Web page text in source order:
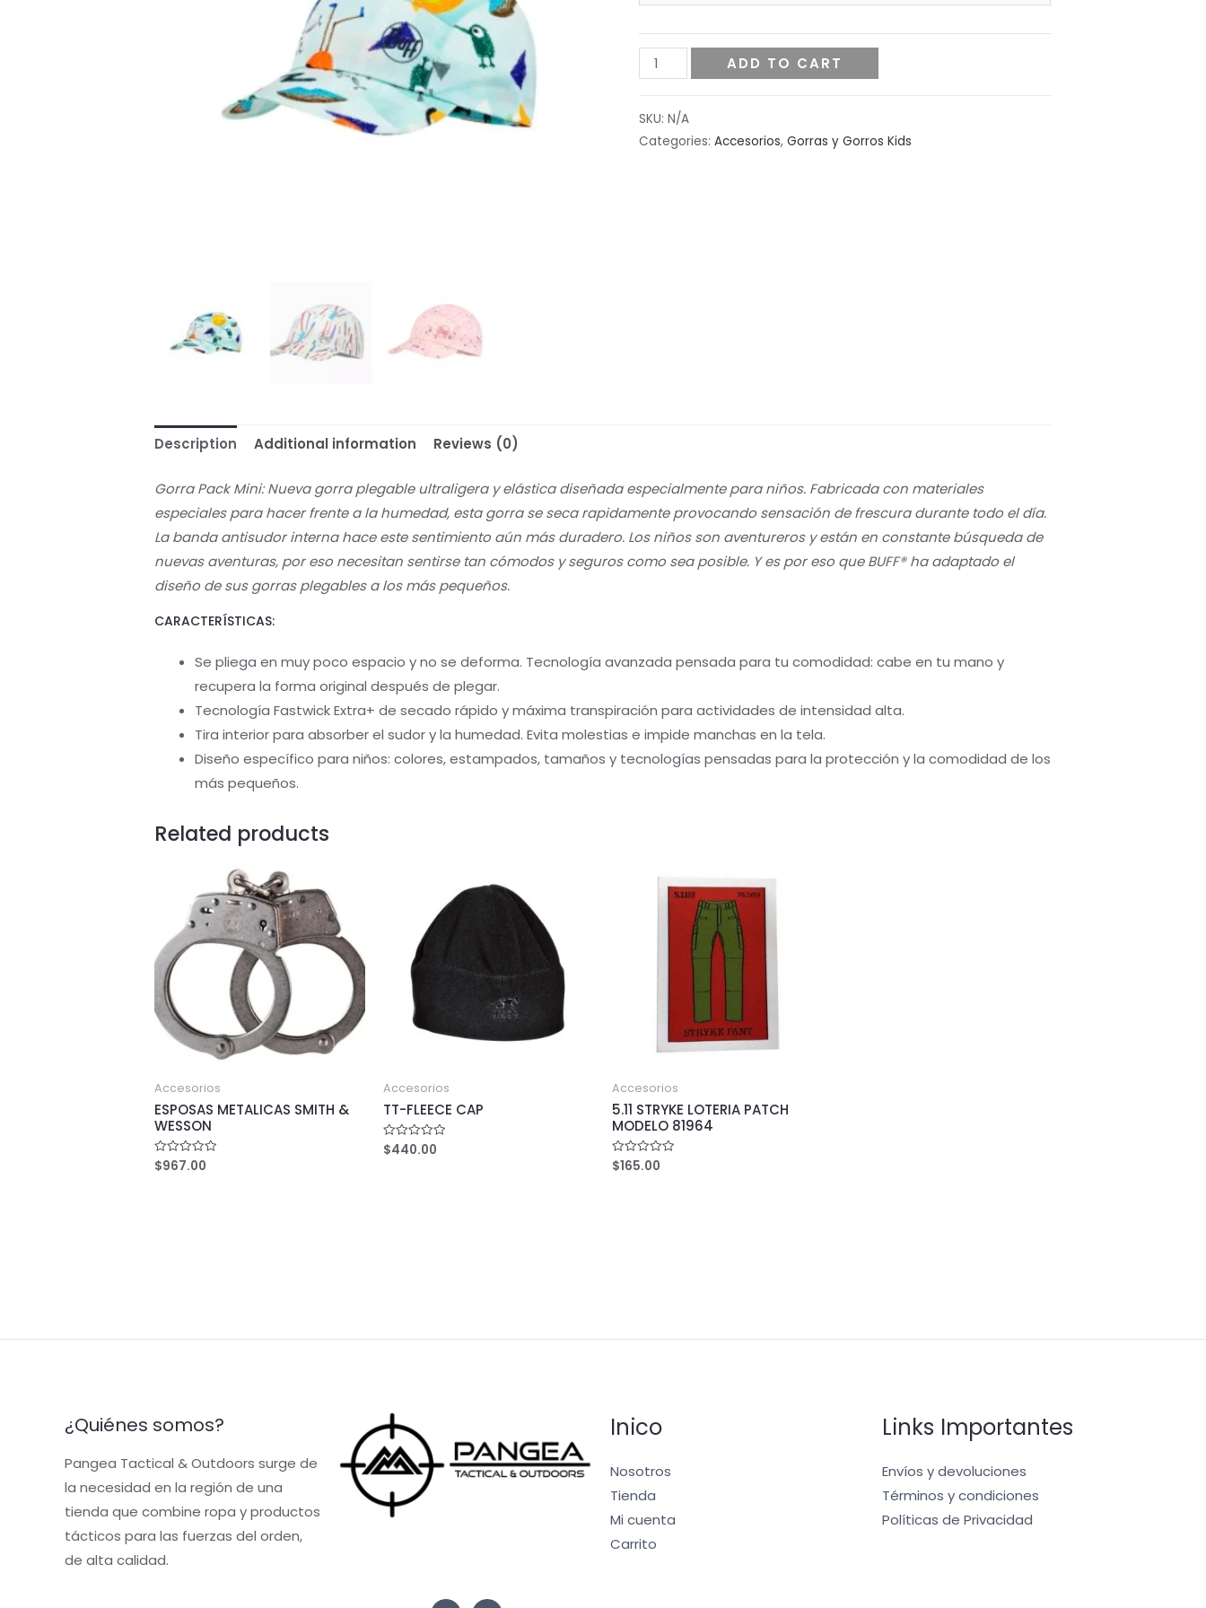
BUFF-
PACK
ADD TO CART
SKU: N/A
Categories: Accesorios, Gorras y Gorros Kids
Description Additional information Reviews (0)
Gorra Pack Mini: Nueva gorra plegable ultraligera y elástica diseñada especialmente para niños. Fabricada con materiales
especiales para hacer frente a la humedad, esta gorra se seca rapidamente provocando sensación de frescura durante todo el día.
La banda antisudor interna hace este sentimiento aún más duradero. Los niños son aventureros y están en constante búsqueda de
nuevas aventuras, por eso necesitan sentirse tan cómodos y seguros como sea posible. Y es por eso que BUFF® ha adaptado el
diseño de sus gorras plegables a los más pequeños.
CARACTERÍSTICAS:
Se pliega en muy poco espacio y no se deforma. Tecnología avanzada pensada para tu comodidad: cabe en tu mano y
recupera la forma original después de plegar.
Tecnología Fastwick Extra+ de secado rápido y máxima transpiración para actividades de intensidad alta.
Tira interior para absorber el sudor y la humedad. Evita molestias e impide manchas en la tela.
Diseño específico para niños: colores, estampados, tamaños y tecnologías pensadas para la protección y la comodidad de los
más pequeños.
Related products
Accesorios
ESPOSAS METALICAS SMITH &
WESSON
Rated
0
$967.00
Accesorios
TT-FLEECE CAP
Rated
0
$440.00
Accesorios
5.11 STRYKE LOTERIA PATCH
MODELO 81964
Rated
0
$165.00
¿Quiénes somos?
Pangea Tactical & Outdoors surge de
la necesidad en la región de una
tienda que combine ropa y productos
tácticos para las fuerzas del orden,
de alta calidad.
Inico
Nosotros
Tienda
Mi cuenta
Carrito
Links Importantes
Envíos y devoluciones
Términos y condiciones
Políticas de Privacidad